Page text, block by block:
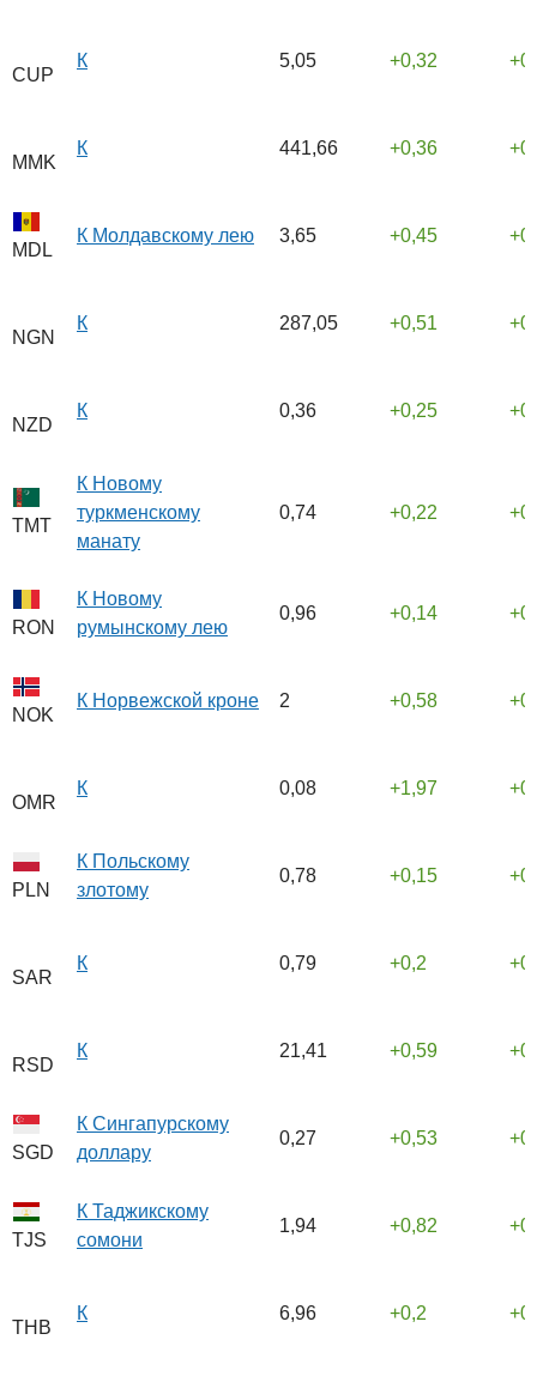
CUP
К 5,05 0,32
MMK
К 441,66 0,36
MDL
К Молдавскому лею 3,65 0,45
NGN
К 287,05 0,51
NZD
К 0,36 0,25
TMT
К Новому
туркменскому
манату
0,74 0,22
RON
К Новому
румынскому лею
0,96 0,14
NOK
К Норвежской кроне 2 0,58
OMR
К 0,08 1,97
PLN
К Польскому
злотому
0,78 0,15
SAR
К 0,79 0,2
RSD
К 21,41 0,59
SGD
К Сингапурскому
доллару
0,27 0,53
TJS
К Таджикскому
сомони
1,94 0,82
THB
К 6,96 0,2